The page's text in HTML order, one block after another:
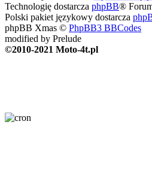
Technologię dostarcza phpBB®
Polski pakiet językowy dostarcza
phpBB Xmas © PhpBB3 BBCodes
modified by Prelude
©2010-2021 Moto-4t.pl